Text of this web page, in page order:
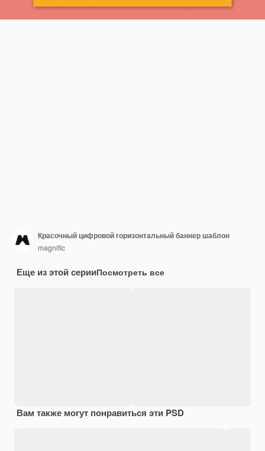
Красочный цифровой горизонтальный баннер шаблон
magnific
Еще из этой серииПосмотреть все
Вам также могут понравиться эти PSD